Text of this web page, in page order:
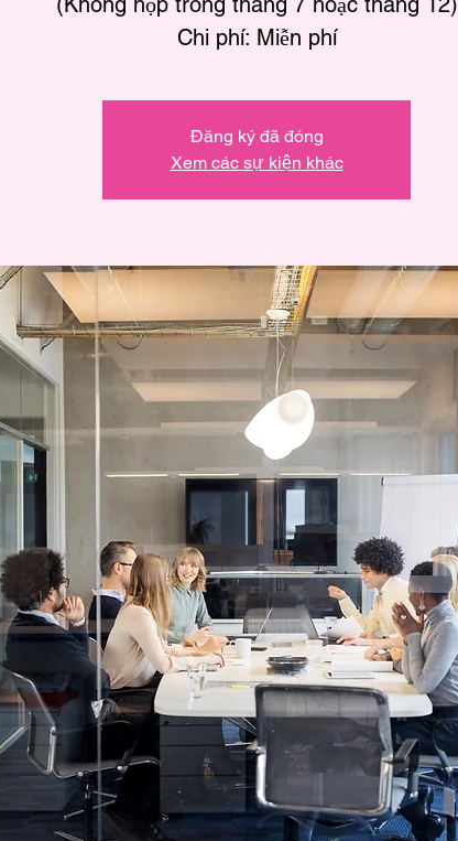
Chi phí: Miễn phí
Đăng ký đã đóng
Xem các sự kiện khác